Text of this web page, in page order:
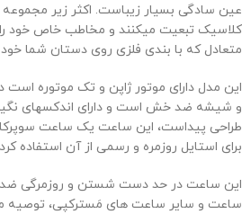
عین سادگی بسیار زیباست. اکثر زیر مجموعه
کلاسیک تبعیت میکنند و مخاطب خاص خود
متعادل که با بندی فلزی روی دستان شما
این مدل دارای موتور ژاپن و تک موتوره
و شیشه ضد خش است و دارای اندکسهای
طراحی پیداست، این ساعت یک ساعت
برای استایل روزمره و رسمی از آن استفاده
این ساعت در حد دست شستن و روزمرگی ضد
ساعت و سایر ساعت های مَسترکپی، توصیه